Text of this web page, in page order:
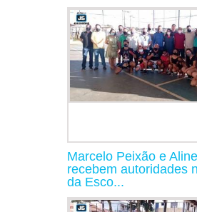
Marcelo Peixão e
recebem autoridades
da Esco...